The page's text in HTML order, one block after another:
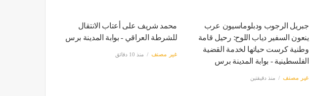
جبريل الرجوب ودبلوماسيون عرب
ينعون السفير دياب اللوح: رحيل قامة
وطنية كرست حياتها لخدمة القضية
الفلسطينية - بوابة المدينة برس
غير مصنف منذ دقيقتين
محمد شريف على أعتاب الانتقال
للشرطة العراقي - بوابة المدينة برس
غير مصنف منذ 10 دقائق